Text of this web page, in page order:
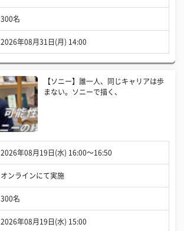
300名
2026年08月31日(月) 14:00
【ソニー】誰一人、同じキャリアは歩
まない。ソニーで描く、
2026年08月19日(水) 16:00〜16:50
オンラインにて実施
300名
2026年08月19日(水) 15:00